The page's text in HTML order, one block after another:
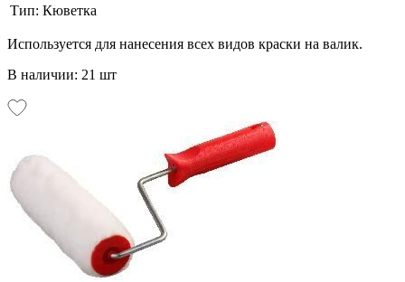
Тип: Кюветка
Используется для нанесения всех видов краски на валик.
В наличии: 21 шт